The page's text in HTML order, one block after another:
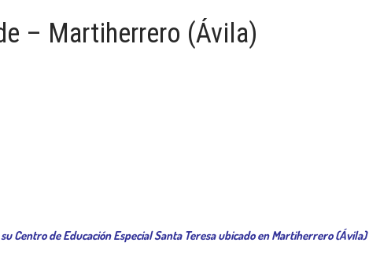
– Martiherrero (Ávila)
Centro de Educación Especial Santa Teresa ubicado en Martiherrero (Ávila)